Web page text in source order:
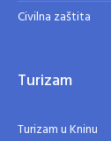
Civilna zaštita
Turizam
Turizam u Kninu